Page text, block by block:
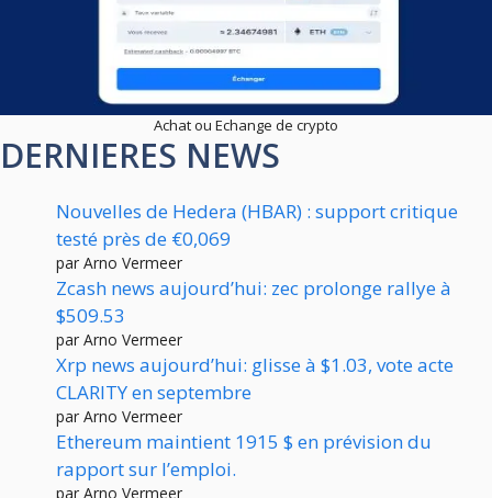
Achat ou Echange de crypto
DERNIERES NEWS
Nouvelles de Hedera (HBAR) : support critique
testé près de €0,069
par Arno Vermeer
Zcash news aujourd’hui: zec prolonge rallye à
$509.53
par Arno Vermeer
Xrp news aujourd’hui: glisse à $1.03, vote acte
CLARITY en septembre
par Arno Vermeer
Ethereum maintient 1915 $ en prévision du
rapport sur l’emploi.
par Arno Vermeer